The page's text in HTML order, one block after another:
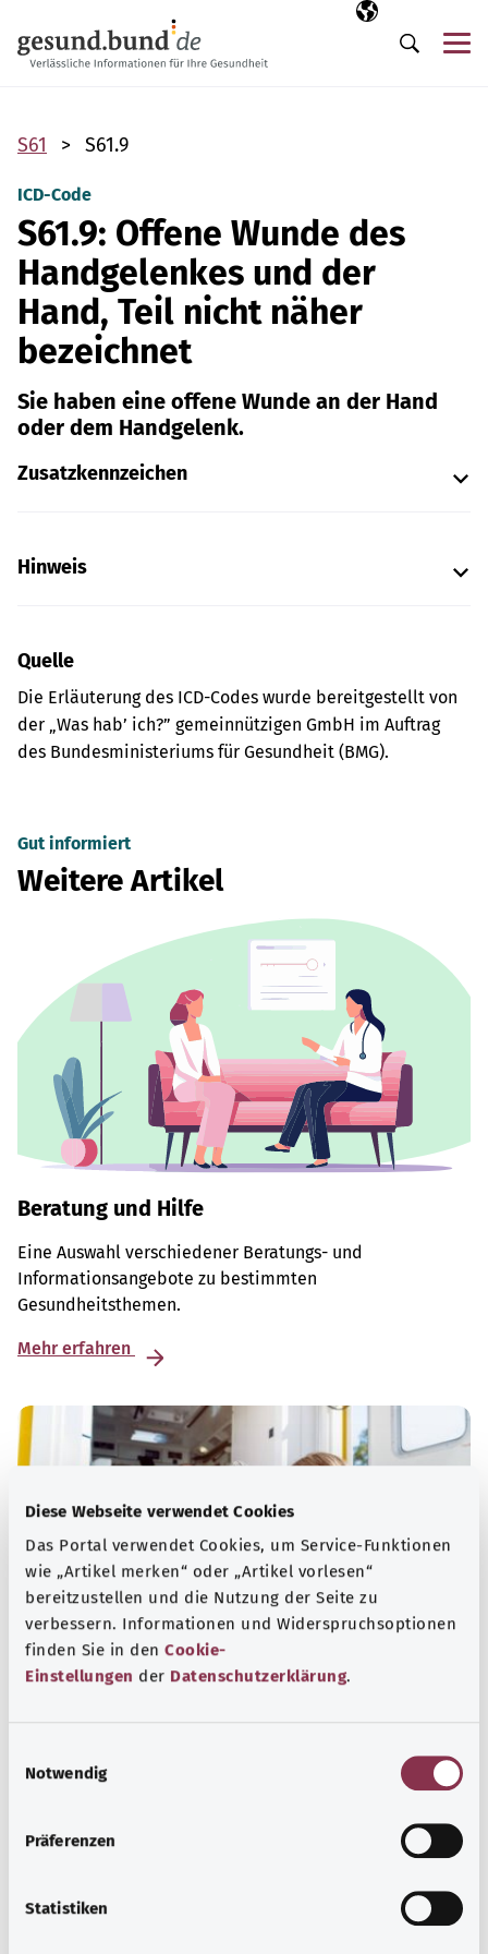
Diese Webseite verwendet Cookies
Das Portal verwendet Cookies, um Service-Funktionen
wie „Artikel merken“ oder „Artikel vorlesen“
bereitzustellen und die Nutzung der Seite zu
verbessern. Informationen und Widerspruchsoptionen
finden Sie in den Cookie-
Einstellungen der Datenschutzerklärung.
Notwendig
Präferenzen
Statistiken
Ausgewählte
DE
Suche
S61 S61.9
ICD-Code
S61.9: Offene Wunde des
Handgelenkes und der
Hand, Teil nicht näher
bezeichnet
Sie haben eine offene Wunde an der Hand
oder dem Handgelenk.
Zusatzkennzeichen
Hinweis
Quelle
Die Erläuterung des ICD-Codes wurde bereitgestellt von
der „Was hab’ ich?” gemeinnützigen GmbH im Auftrag
des Bundesministeriums für Gesundheit (BMG).
Gut informiert
Weitere Artikel
Beratung und Hilfe
Eine Auswahl verschiedener Beratungs- und
Informationsangebote zu bestimmten
Gesundheitsthemen.
Mehr erfahren
bei dringenden gesundheitlichen Problemen, akuten
Mehr erfahren